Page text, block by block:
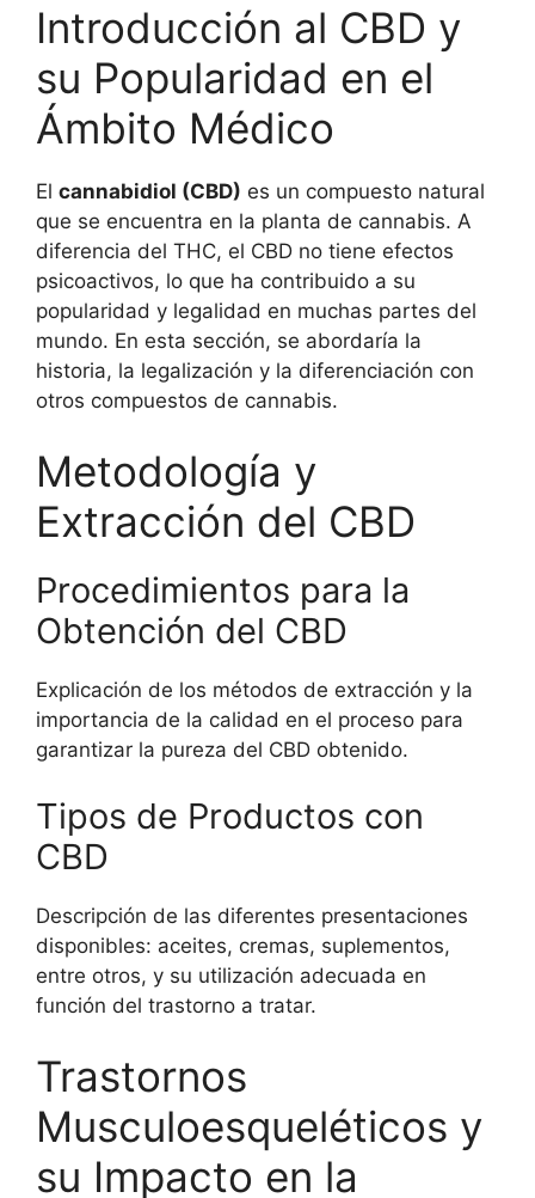
Introducción al CBD y
su Popularidad en el
Ámbito Médico
El cannabidiol (CBD) es un compuesto natural
que se encuentra en la planta de cannabis. A
diferencia del THC, el CBD no tiene efectos
psicoactivos, lo que ha contribuido a su
popularidad y legalidad en muchas partes del
mundo. En esta sección, se abordaría la
historia, la legalización y la diferenciación con
otros compuestos de cannabis.
Metodología y
Extracción del CBD
Procedimientos para la
Obtención del CBD
Explicación de los métodos de extracción y la
importancia de la calidad en el proceso para
garantizar la pureza del CBD obtenido.
Tipos de Productos con
CBD
Descripción de las diferentes presentaciones
disponibles: aceites, cremas, suplementos,
entre otros, y su utilización adecuada en
función del trastorno a tratar.
Trastornos
Musculoesqueléticos y
su Impacto en la